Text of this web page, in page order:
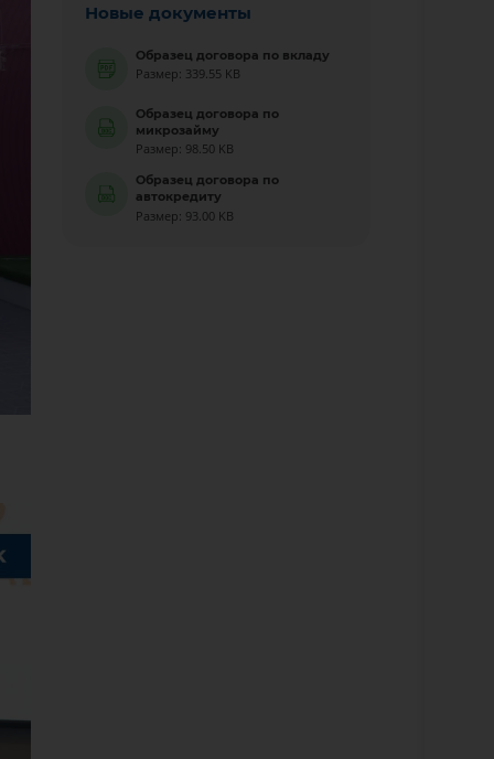
Новые документы
Образец договора по вкладу
Размер: 339.55 KB
Образец договора по
микрозайму
Размер: 98.50 KB
Образец договора по
автокредиту
Размер: 93.00 KB